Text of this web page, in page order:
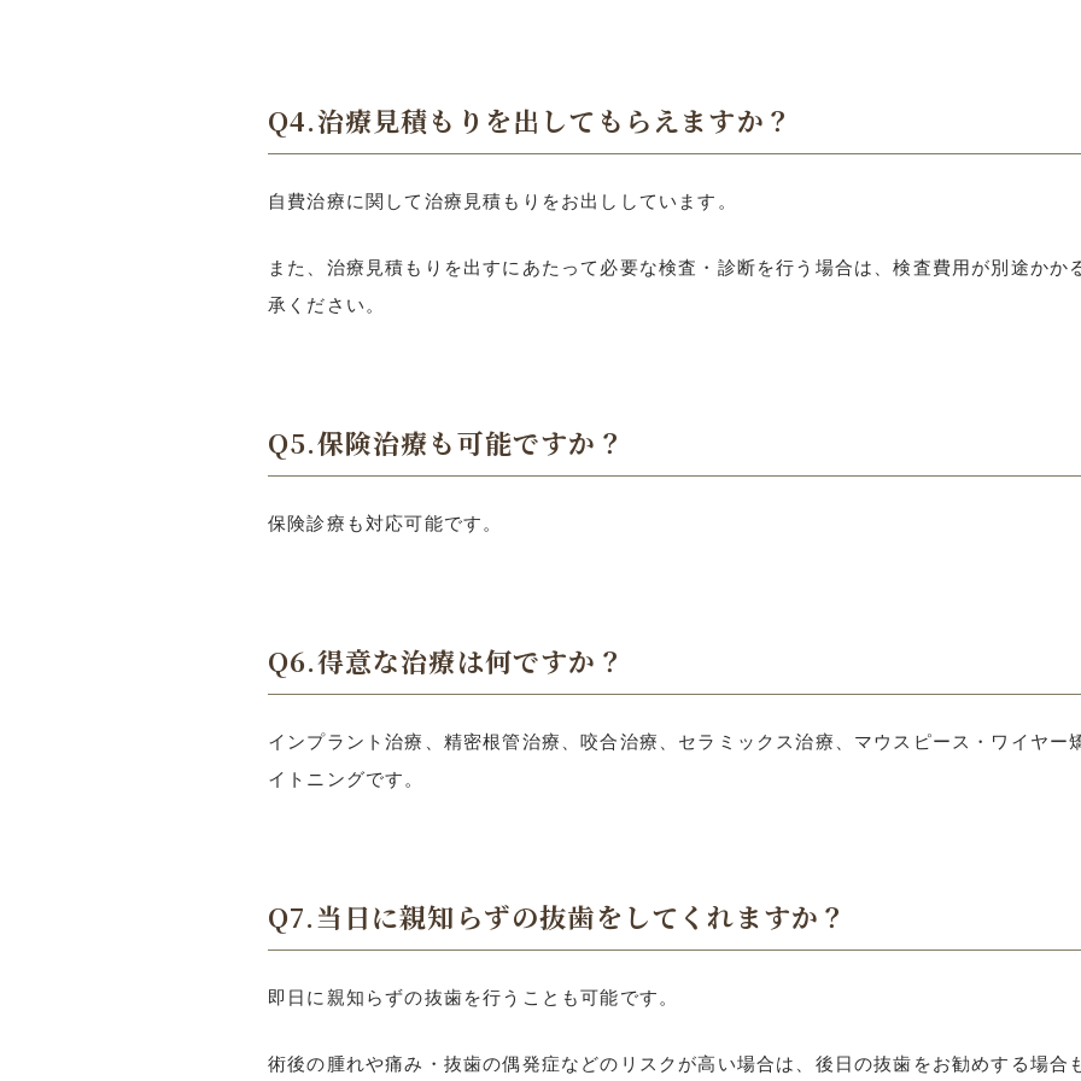
Q4.治療見積もりを出してもらえますか？
自費治療に関して治療見積もりをお出ししています。
また、治療見積もりを出すにあたって必要な検査・診断を行う場合は、検査費用が別途かか
承ください。
Q5.保険治療も可能ですか？
保険診療も対応可能です。
Q6.得意な治療は何ですか？
インプラント治療、精密根管治療、咬合治療、セラミックス治療、マウスピース・ワイヤー
イトニングです。
Q7.当日に親知らずの抜歯をしてくれますか？
即日に親知らずの抜歯を行うことも可能です。
術後の腫れや痛み・抜歯の偶発症などのリスクが高い場合は、後日の抜歯をお勧めする場合